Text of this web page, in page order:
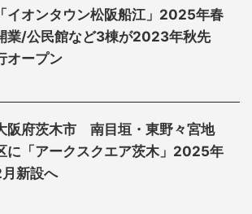
「イオンタウン松阪船江」2025年春
業/公民館など3棟が2023年秋先
オープン
阪府茨木市 南目垣・東野々宮地
に「アークスクエア茨木」2025年
新設へ